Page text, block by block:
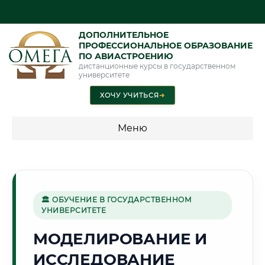
ДОПОЛНИТЕЛЬНОЕ
ПРОФЕССИОНАЛЬНОЕ ОБРАЗОВАНИЕ
ПО АВИАСТРОЕНИЮ
дистанционные курсы в государственном
университете
ХОЧУ УЧИТЬСЯ➜
Меню
🌉
Г. САМАРА
🏛 ОБУЧЕНИЕ В ГОСУДАРСТВЕННОМ
УНИВЕРСИТЕТЕ
МОДЕЛИРОВАНИЕ И
ИССЛЕДОВАНИЕ